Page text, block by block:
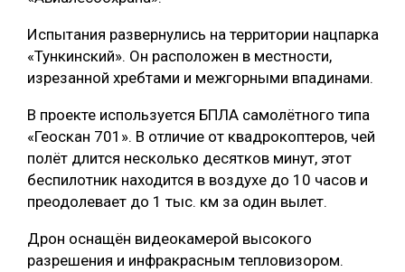
МЕБЕЛЬНОЕ ПРОИЗВОДСТВО
Испытания развернулись на территории нацпарка
«Тункинский». Он расположен в местности,
изрезанной хребтами и межгорными впадинами.
В проекте используется БПЛА самолётного типа
«Геоскан 701». В отличие от квадрокоптеров, чей
полёт длится несколько десятков минут, этот
беспилотник находится в воздухе до 10 часов и
преодолевает до 1 тыс. км за один вылет.
Дрон оснащён видеокамерой высокого
разрешения и инфракрасным тепловизором.